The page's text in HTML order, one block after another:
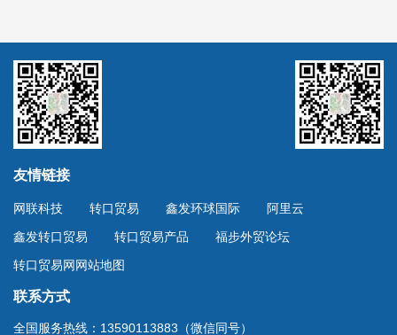
友情链接
网联科技 转口贸易 鑫发环球国际
阿里云
鑫发转口贸易
转口贸易产品
福步外贸论坛
转口贸易网网站地图
联系方式
全国服务热线：13590113883（微信同号）